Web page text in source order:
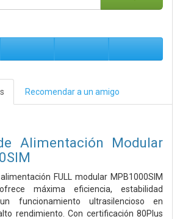
Recomendar a un amigo
Alimentación Modular
FULL modular MPB1000SIM
máxima eficiencia, estabilidad
funcionamiento ultrasilencioso en
rendimiento. Con certificación 80Plus